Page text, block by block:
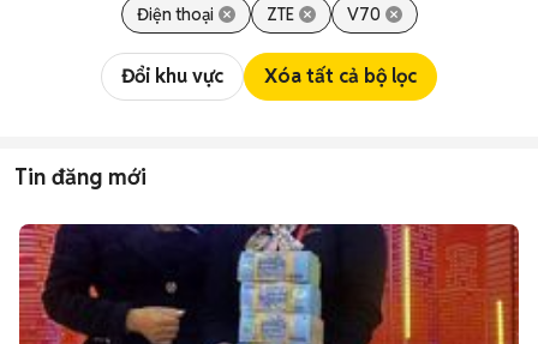
Điện thoại ZTE V70
Đổi khu vực Xóa tất cả bộ lọc
Tin đăng mới